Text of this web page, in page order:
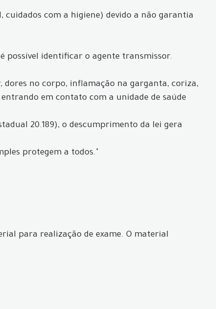
cuidados com a higiene) devido a não garantia
possível identificar o agente transmissor.
dores no corpo, inflamação na garganta, coriza,
em contato com a unidade de saúde
20.189), o descumprimento da lei gera
protegem a todos."
para realização de exame. O material